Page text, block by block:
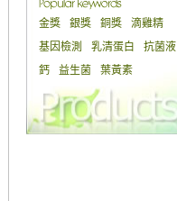
金獎 銀獎 銅獎
滴雞精
基因檢測
乳清蛋白
抗菌液
鈣
益生菌 葉黃素